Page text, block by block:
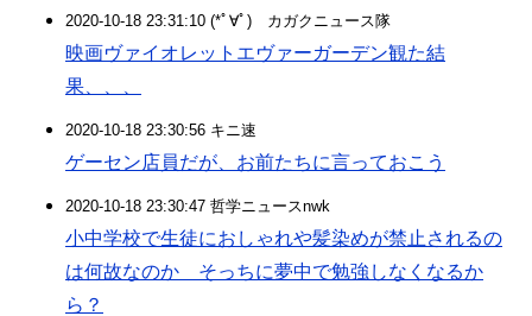
2020-10-18 23:31:10 (*ﾟ∀ﾟ)ゞカガクニュース隊
映画ヴァイオレットエヴァーガーデン観た結
果、、、
2020-10-18 23:30:56 キニ速
ゲーセン店員だが、お前たちに言っておこう
2020-10-18 23:30:47 哲学ニュースnwk
小中学校で生徒におしゃれや髪染めが禁止されるの
は何故なのか そっちに夢中で勉強しなくなるか
ら？